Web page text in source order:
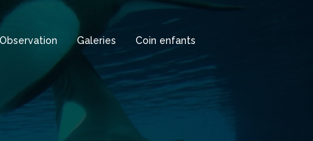
Observation Galeries Coin enfants